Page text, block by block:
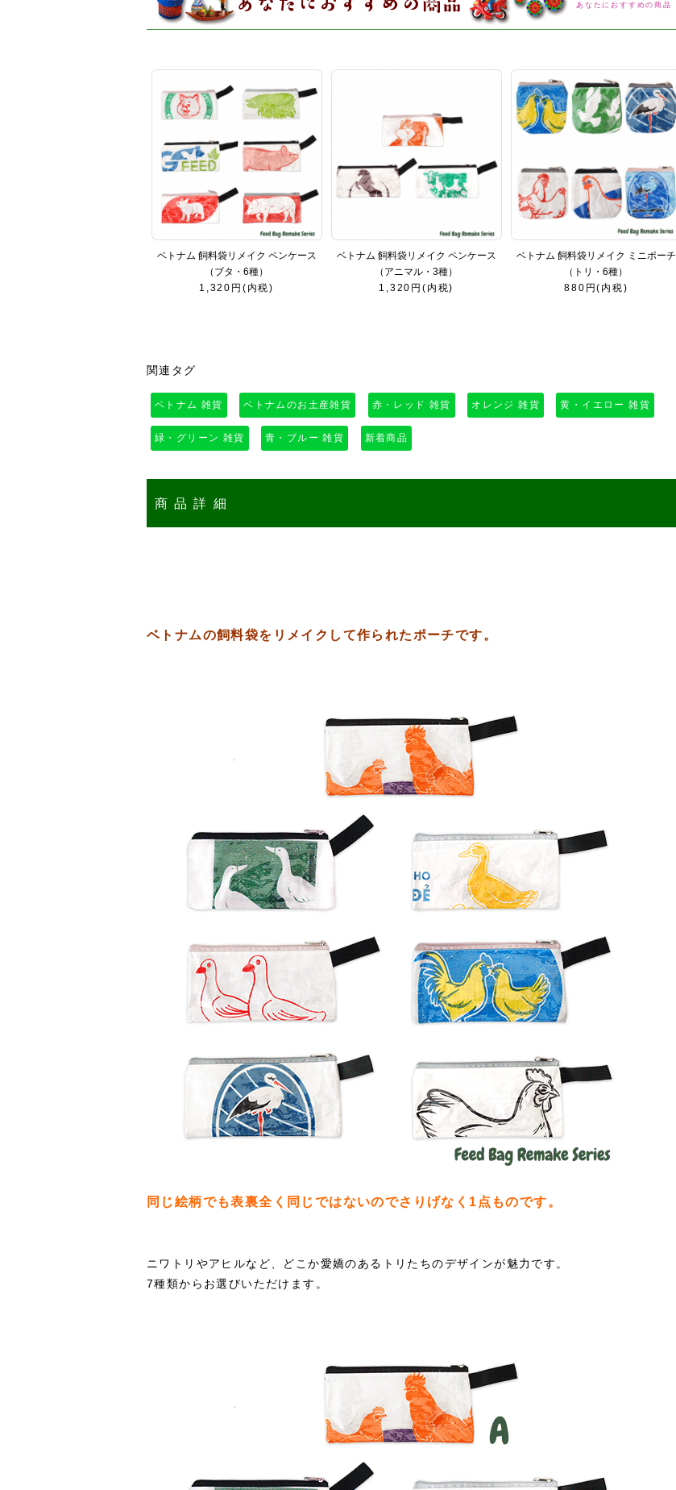
あなたにおすすめの商品
ベトナム 飼料袋リメイク ペンケース
（ブタ・6種）
1,320円(内税)
ベトナム 飼料袋リメイク ペンケース
（アニマル・3種）
1,320円(内税)
ベトナム 飼料袋リメイク ミニポーチ
（トリ・6種）
880円(内税)
関連タグ
ベトナム 雑貨 ベトナムのお土産雑貨 赤・レッド 雑貨 オレンジ 雑貨 黄・イエロー 雑貨
緑・グリーン 雑貨 青・ブルー 雑貨 新着商品
商品詳細
ベトナムの飼料袋をリメイクして作られたポーチです。
同じ絵柄でも表裏全く同じではないのでさりげなく1点ものです。
ニワトリやアヒルなど、どこか愛嬌のあるトリたちのデザインが魅力です。
7種類からお選びいただけます。